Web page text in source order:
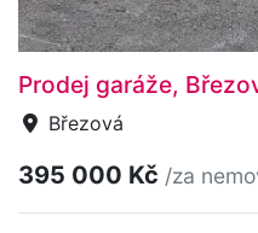
Prodej garáže,
Březová
395 000 Kč /za